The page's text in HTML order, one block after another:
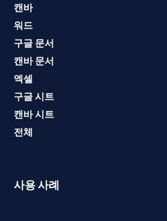
캔바
워드
구글 문서
캔바 문서
엑셀
구글 시트
캔바 시트
전체
사용 사례